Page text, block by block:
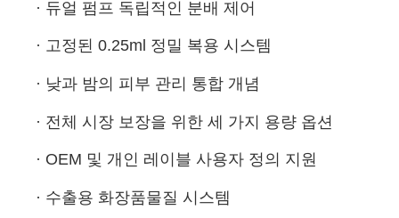
· 듀얼 펌프 독립적인 분배 제어
· 고정된 0.25ml 정밀 복용 시스템
· 낮과 밤의 피부 관리 통합 개념
· 전체 시장 보장을 위한 세 가지 용량 옵션
· OEM 및 개인 레이블 사용자 정의 지원
· 수출용 화장품물질 시스템